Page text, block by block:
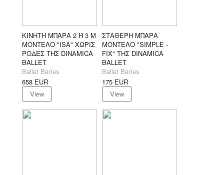
ΚΙΝΗΤΗ ΜΠΑΡΑ 2 Ή 3 Μ
ΜΟΝΤΕΛΟ "ISA" ΧΩΡΙΣ
ΡΟΔΕΣ ΤΗΣ DINAMICA
BALLET
Ballet Barres
658 EUR
View
ΣΤΑΘΕΡΗ ΜΠΑΡΑ
ΜΟΝΤΕΛΟ "SIMPLE -
FIX" ΤΗΣ DINAMICA
BALLET
Ballet Barres
175 EUR
View